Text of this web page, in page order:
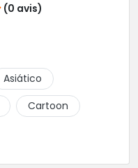
(0 avis)
Asiático
Cartoon